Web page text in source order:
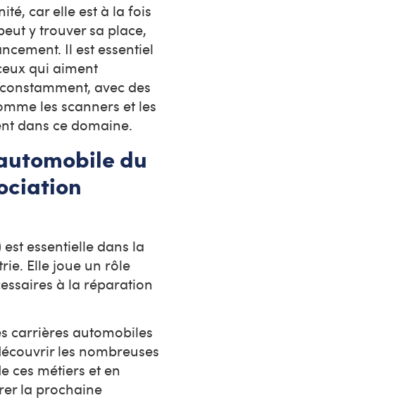
car elle est à la fois
y trouver sa place,
Il est essentiel
qui aiment
avec des
les scanners et les
dans ce domaine.
du
essentielle dans la
Elle joue un rôle
à la réparation
carrières automobiles
les nombreuses
ces métiers et en
la prochaine